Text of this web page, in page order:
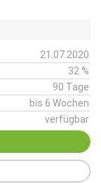
21.07.2020
32 %
90 Tage
bis 6 Wochen
verfügbar